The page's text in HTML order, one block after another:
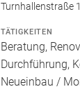
Turnhallenstraße
TÄTIGKEITEN
Beratung,
Durchführung,
Neueinbau /